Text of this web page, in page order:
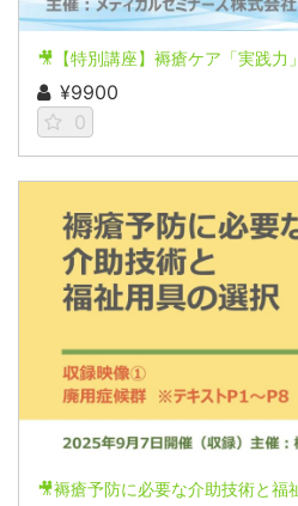
🎥【特別講座】褥瘡ケア「実践力
¥9900
0
🎥褥瘡予防に必要な介助技術と福